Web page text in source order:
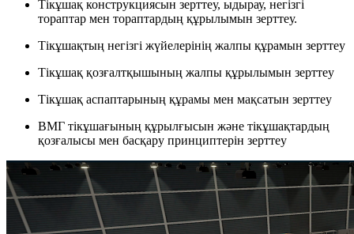
Тікұшақ конструкциясын зерттеу, ыдырау, негізгі
тораптар мен тораптардың құрылымын зерттеу.
Тікұшақтың негізгі жүйелерінің жалпы құрамын зерттеу
Тікұшақ қозғалтқышының жалпы құрылымын зерттеу
Тікұшақ аспаптарының құрамы мен мақсатын зерттеу
ВМГ тікұшағының құрылғысын және тікұшақтардың
қозғалысы мен басқару принциптерін зерттеу